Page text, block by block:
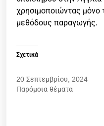
χρησιμοποιώντας μόνο
μεθόδους παραγωγής.
Σχετικά
20 Σεπτεμβρίου, 2024
Παρόμοια θέματα